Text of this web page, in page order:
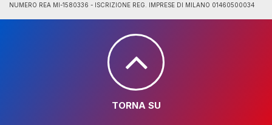
NUMERO REA MI-1580336 - ISCRIZIONE REG. IMPRESE DI MILANO 01460500034
TORNA SU